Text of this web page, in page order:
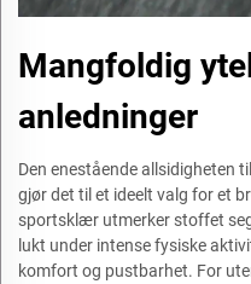
Mangfoldig
anledninger
Den enestående allsidigheten
gjør det til et ideelt valg for et
sportsklær utmerker stoffet
lukt under intense fysiske
komfort og pustbarhet. For